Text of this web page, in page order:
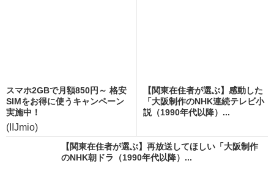
スマホ2GBで月額850円～ 格安
SIMをお得に使うキャンペーン
実施中！
(IIJmio)
【関東在住者が選ぶ】感動した
「大阪制作のNHK連続テレビ小
説（1990年代以降）...
【関東在住者が選ぶ】再放送してほしい「大阪制作
のNHK朝ドラ（1990年代以降）...